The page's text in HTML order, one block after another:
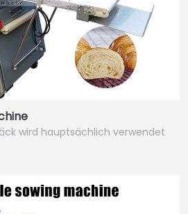
wird hauptsächlich verwendet